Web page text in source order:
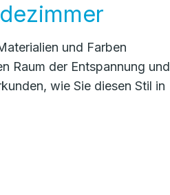
und Farben
Raum der Entspannung und
wie Sie diesen Stil in